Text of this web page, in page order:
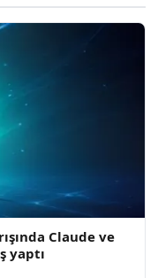
Claude ve
yaptı